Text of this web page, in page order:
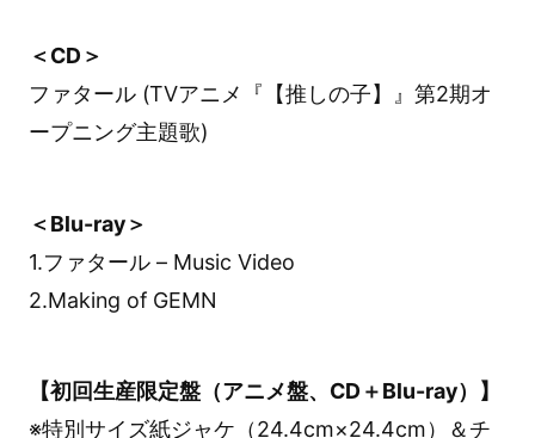
＜CD＞
ファタール (TVアニメ『【推しの子】』第2期オ
ープニング主題歌)
＜Blu-ray＞
1.ファタール – Music Video
2.Making of GEMN
【初回生産限定盤（アニメ盤、CD＋Blu-ray）】
※特別サイズ紙ジャケ（24.4cm×24.4cm）＆チ